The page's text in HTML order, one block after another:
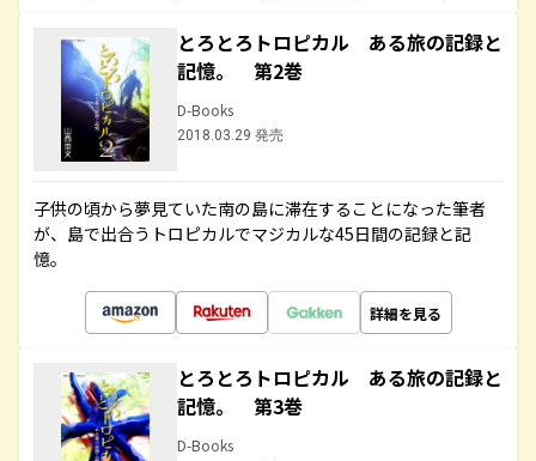
とろとろトロピカル ある旅の記録と
記憶。 第2巻
D-Books
2018.03.29 発売
子供の頃から夢見ていた南の島に滞在することになった筆者
が、島で出合うトロピカルでマジカルな45日間の記録と記
憶。
詳細を見る
とろとろトロピカル ある旅の記録と
記憶。 第3巻
D-Books